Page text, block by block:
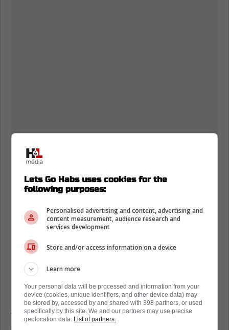
Sur l'ensemble de la série, Luukkonen a
terminé avec un pourcentage d'arrêts de
Lets Go Habs uses cookies for the
following purposes:
Personalised advertising and content, advertising and
content measurement, audience research and
services development
Store and/or access information on a device
Learn more
Your personal data will be processed and information from your
device (cookies, unique identifiers, and other device data) may
be stored by, accessed by and shared with 398 partners, or used
specifically by this site. We and our partners may use precise
geolocation data. List of partners.